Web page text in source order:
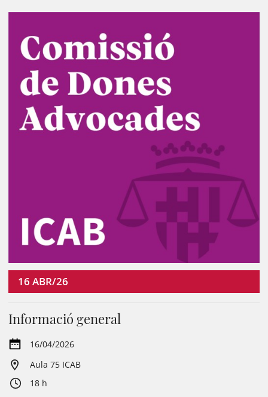
16 ABR/26
Informació general
16/04/2026
Aula 75 ICAB
18 h